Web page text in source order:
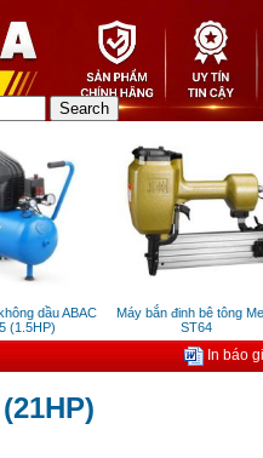
dầu ABAC
Máy bắn đinh bê tông Meite
ST64
In báo